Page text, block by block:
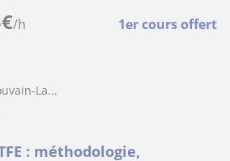
€/h 1er cours offert
La...
: méthodologie,